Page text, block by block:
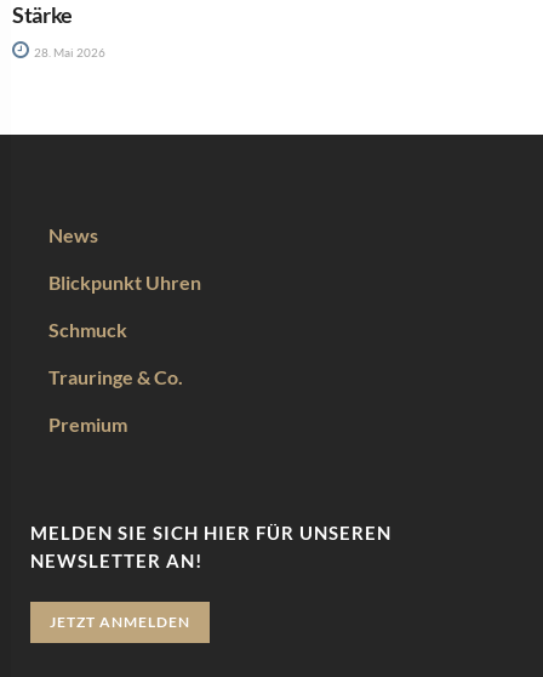
Stärke
28. Mai 2026
News
Blickpunkt Uhren
Schmuck
Trauringe & Co.
Premium
MELDEN SIE SICH HIER FÜR UNSEREN
NEWSLETTER AN!
JETZT ANMELDEN